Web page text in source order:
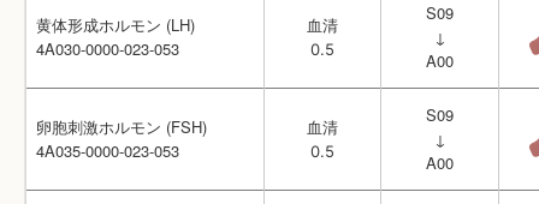
黄体形成ホルモン (LH)
4A030-0000-023-053
血清
0.5
S09
↓
A00
卵胞刺激ホルモン (FSH)
4A035-0000-023-053
血清
0.5
S09
↓
A00
黄体形成ホルモン (LH)
4A030-0000-023-053
血清
0.5
S09
↓
A00
卵胞刺激ホルモン (FSH)
4A035-0000-023-053
血清
0.5
S09
↓
A00